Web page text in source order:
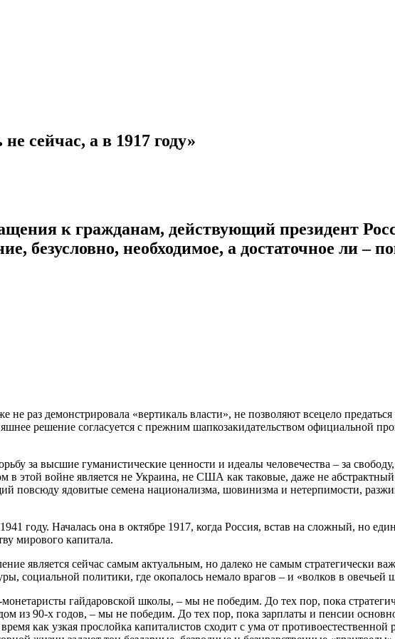
сейчас, а в 1917 году»
к гражданам, действующий президент
безусловно, необходимое, а достаточное ли –
раз демонстрировала «вертикаль власти», не позволяют всецело
решение согласуется с прежним шапкозакидательством официальной
за высшие гуманистические ценности и идеалы человечества – за
этой войне является не Украина, не США как таковые, даже не
повсюду ядовитые семена национализма, шовинизма и нетерпимости,
году. Началась она в октябре 1917, когда Россия, встав на сложный, но
мирового капитала.
является сейчас самым актуальным, но далеко не самым стратегически
социальной политики, где окопалось немало врагов – и «волков в
гайдаровской школы, – мы не победим. До тех пор, пока
из 90-х годов, – мы не победим. До тех пор, пока зарплаты и пенсии
как узкая прослойка капиталистов сходит с ума от